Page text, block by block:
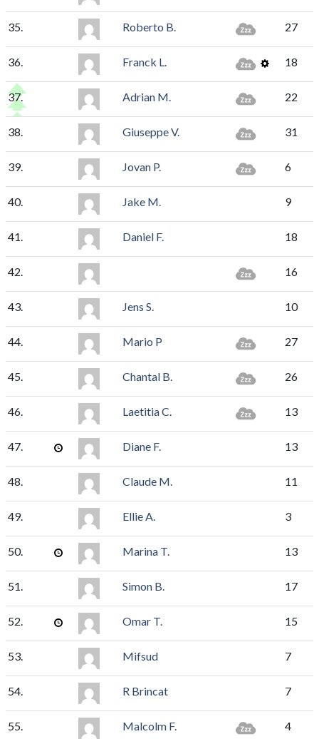
35. Roberto B. 27
36. Franck L. 18
37. Adrian M. 22
38. Giuseppe V. 31
39. Jovan P. 6
40. Jake M. 9
41. Daniel F. 18
42. 16
43. Jens S. 10
44. Mario P 27
45. Chantal B. 26
46. Laetitia C. 13
47. Diane F. 13
48. Claude M. 11
49. Ellie A. 3
50. Marina T. 13
51. Simon B. 17
52. Omar T. 15
53. Mifsud 7
54. R Brincat 7
55. Malcolm F. 4